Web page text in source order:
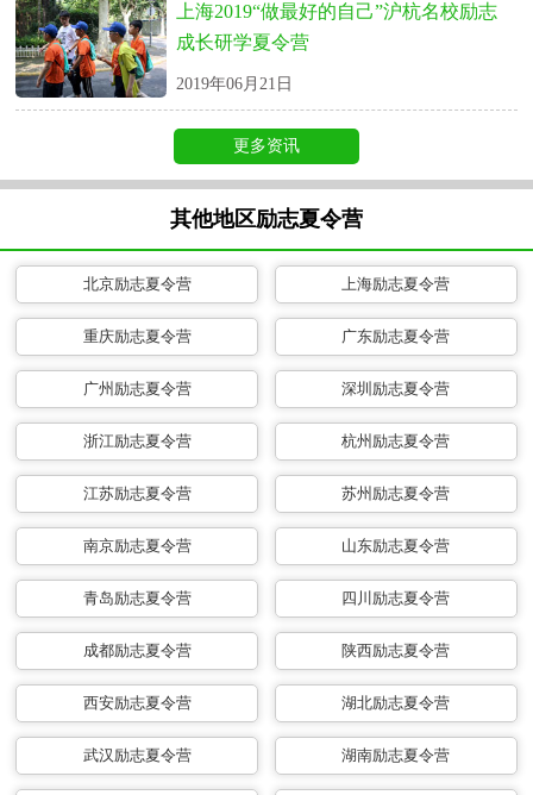
上海2019“做最好的自己”沪杭名校励志
成长研学夏令营
2019年06月21日
更多资讯
其他地区励志夏令营
北京励志夏令营 上海励志夏令营
重庆励志夏令营 广东励志夏令营
广州励志夏令营 深圳励志夏令营
浙江励志夏令营 杭州励志夏令营
江苏励志夏令营 苏州励志夏令营
南京励志夏令营 山东励志夏令营
青岛励志夏令营 四川励志夏令营
成都励志夏令营 陕西励志夏令营
西安励志夏令营 湖北励志夏令营
武汉励志夏令营 湖南励志夏令营